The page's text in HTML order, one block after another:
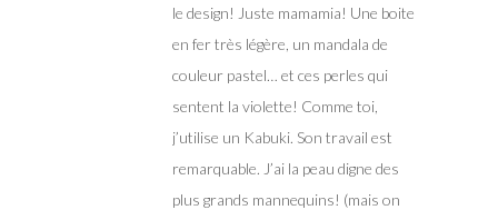
le design! Juste mamamia! Une boite
en fer très légère, un mandala de
couleur pastel… et ces perles qui
sentent la violette! Comme toi,
j’utilise un Kabuki. Son travail est
remarquable. J’ai la peau digne des
plus grands mannequins! (mais on